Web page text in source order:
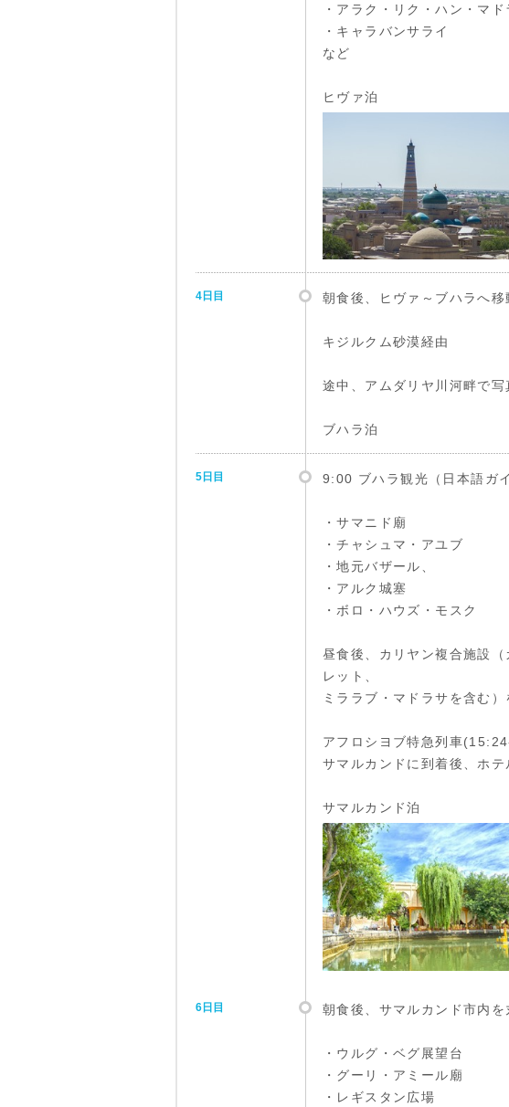
・アラク・リク・ハン・マド
・キャラバンサライ
など
ヒヴァ泊
4日目 朝食後、ヒヴァ～ブハラへ
キジルクム砂漠経由
途中、アムダリヤ川河畔で写
ブハラ泊
5日目 9:00 ブハラ観光（日本語ガ
・サマニド廟
・チャシュマ・アユブ
・地元バザール、
・アルク城塞
・ボロ・ハウズ・モスク
昼食後、カリヤン複合施設
レット、
ミララブ・マドラサを含む）
アフロシヨブ特急列車
サマルカンドに到着後、ホテ
サマルカンド泊
6日目 朝食後、サマルカンド市内
・ウルグ・ベグ展望台
・グーリ・アミール廟
・レギスタン広場